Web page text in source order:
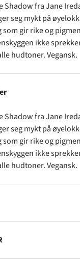
Shadow fra Jane
seg mykt på
gir rike og
ikke
hudtoner. Vegansk.
Shadow fra Jane
seg mykt på
gir rike og
ikke
hudtoner. Vegansk.